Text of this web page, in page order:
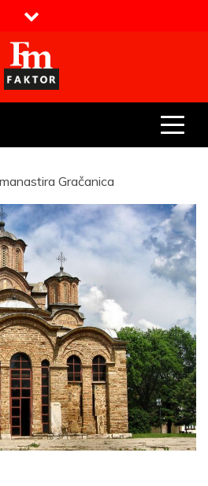
Gračanica